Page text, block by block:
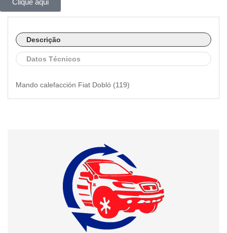
Descrição
Datos Técnicos
Mando calefacción Fiat Dobló (119)